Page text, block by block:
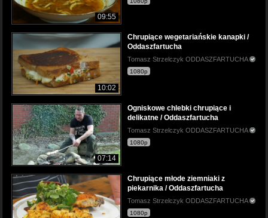
09:55
10:02
Chrupiące wegetariańskie kanapki /
Oddaszfartucha
Tomasz Strzelczyk ODDASZFARTUCHA
1080p
07:14
Ogniskowe chlebki chrupiące i
delikatne / Oddaszfartucha
Tomasz Strzelczyk ODDASZFARTUCHA
1080p
Chrupiące młode ziemniaki z
piekarnika / Oddaszfartucha
Tomasz Strzelczyk ODDASZFARTUCHA
1080p